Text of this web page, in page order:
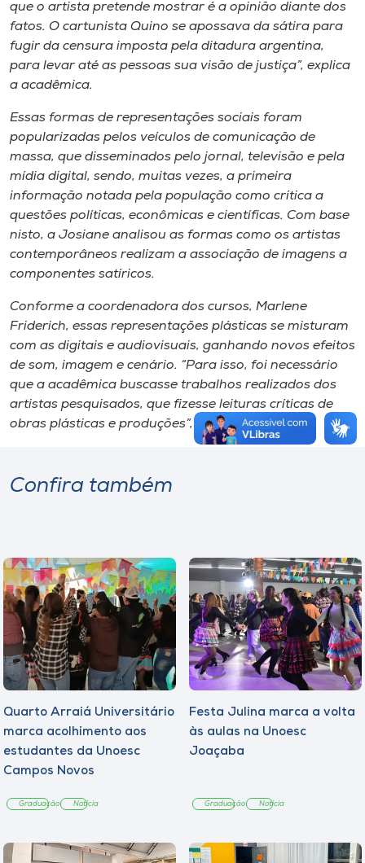
que o artista pretende mostrar é a opinião diante dos
fatos. O cartunista Quino se apossava da sátira para
fugir da censura imposta pela ditadura argentina,
para levar até as pessoas sua visão de justiça”, explica
a acadêmica.
Essas formas de representações sociais foram
popularizadas pelos veículos de comunicação de
massa, que disseminados pelo jornal, televisão e pela
mídia digital, sendo, muitas vezes, a primeira
informação notada pela população como crítica a
questões políticas, econômicas e científicas. Com base
nisto, a Josiane analisou as formas como os artistas
contemporâneos realizam a associação de imagens a
componentes satíricos.
Conforme a coordenadora dos cursos, Marlene
Friderich, essas representações plásticas se misturam
com as digitais e audiovisuais, ganhando novos efeitos
de som, imagem e cenário. “Para isso, foi necessário
que a acadêmica buscasse trabalhos realizados dos
artistas pesquisados, que fizesse leituras críticas de
obras plásticas e produções”, destaca.
Confira também
Quarto Arraiá Universitário
marca acolhimento aos
estudantes da Unoesc
Campos Novos
Graduação Notícia
Festa Julina marca a volta
às aulas na Unoesc
Joaçaba
Graduação Notícia